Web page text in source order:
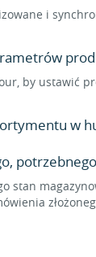
i
by ustawić
w
stan